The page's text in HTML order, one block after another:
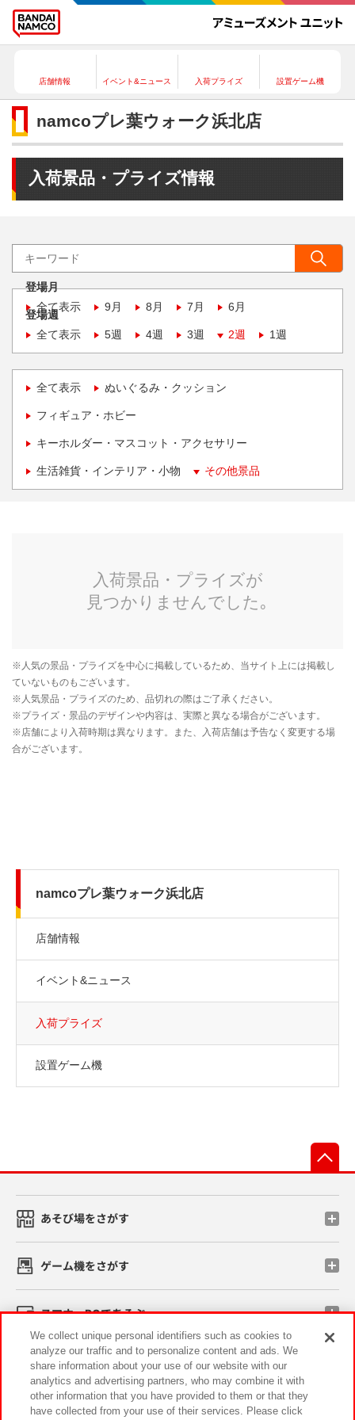
店舗情報 イベント&ニュース 入荷プライズ 設置ゲーム機
namcoプレ葉ウォーク浜北店
入荷景品・プライズ情報
登場月
全て表示
9月 8月 7月 6月
登場週
全て表示
5週 4週 3週 2週 1週
全て表示 ぬいぐるみ・クッション
フィギュア・ホビー
キーホルダー・マスコット・アクセサリー
生活雑貨・インテリア・小物 その他景品
namcoプレ葉ウォーク浜北店
店舗情報
イベント&ニュース
入荷プライズ
設置ゲーム機
あそび場をさがす
ゲーム機をさがす
スマホ・PCであそぶ
イベント・キャンペーン
We collect unique personal identifiers such as cookies to
analyze our traffic and to personalize content and ads. We
share information about your use of our website with our
analytics and advertising partners, who may combine it with
other information that you have provided to them or that they
have collected from your use of their services. Please click